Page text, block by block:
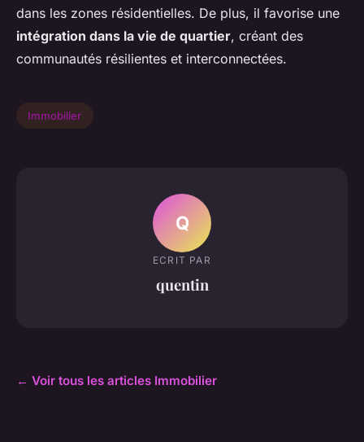
dans les zones résidentielles. De plus, il favorise une
intégration dans la vie de quartier, créant des
communautés résilientes et interconnectées.
Immobilier
Q
ECRIT PAR
quentin
← Voir tous les articles Immobilier